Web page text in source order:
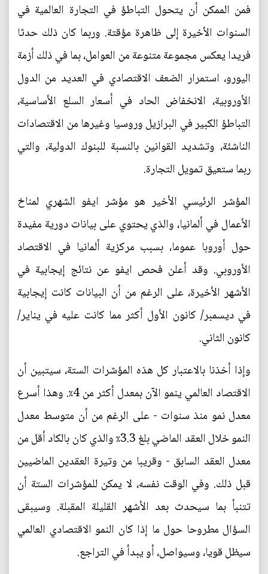
فمن الممكن أن يتحول التباطؤ في التجارة العالمية في
السنوات الأخيرة إلى ظاهرة مؤقتة. وربما كان ذلك حدثا
فريدا يعكس مجموعة متنوعة من العوامل، بما في ذلك أزمة
اليورو، استمرار الضعف الاقتصادي في العديد من الدول
الأوروبية، الانخفاض الحاد في أسعار السلع الأساسية،
التباطؤ الكبير في البرازيل وروسيا وغيرها من الاقتصادات
الناشئة، وتشديد القوانين بالنسبة للبنوك الدولية، والتي
ربما ستعيق تمويل التجارة.
المؤشر الرئيسي الأخير هو مؤشر ايفو الشهري لمناخ
الأعمال في ألمانيا، والذي يحتوي على بيانات دورية مفيدة
حول أوروبا عموما، بسبب مركزية ألمانيا في الاقتصاد
الأوروبي. وقد أعلن فحص ايفو عن نتائج إيجابية في
الأشهر الأخيرة، على الرغم من أن البيانات كانت إيجابية
في ديسمبر/ كانون الأول أكثر مما كانت عليه في يناير/
كانون الثاني.
وإذا أخذنا بالاعتبار كل هذه المؤشرات الستة، سيتبين أن
الاقتصاد العالمي ينمو الآن بمعدل أكثر من 4٪. وهذا أسرع
معدل نمو منذ سنوات - على الرغم من أن متوسط معدل
النمو خلال العقد الماضي بلغ 3.3٪ والذي كان بالكاد أقل من
معدل العقد السابق - وقريبا من وتيرة العقدين الماضيين
قبل ذلك. وفي الوقت نفسه، لا يمكن للمؤشرات الستة أن
تتنبأ بما سيحدث بعد الأشهر القليلة المقبلة. وسيبقى
السؤال مطروحا حول ما إذا كان النمو الاقتصادي العالمي
سيظل قويا، وسيواصل، أو يبدأ في التراجع.